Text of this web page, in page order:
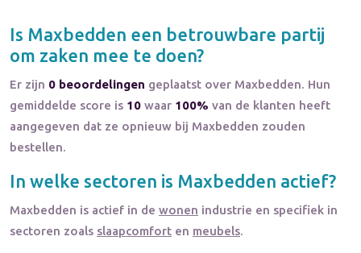
Is Maxbedden een betrouwbare partij
om zaken mee te doen?
Er zijn 0 beoordelingen geplaatst over Maxbedden. Hun
gemiddelde score is 10 waar 100% van de klanten heeft
aangegeven dat ze opnieuw bij Maxbedden zouden
bestellen.
In welke sectoren is Maxbedden actief?
Maxbedden is actief in de wonen industrie en specifiek in
sectoren zoals slaapcomfort en meubels.